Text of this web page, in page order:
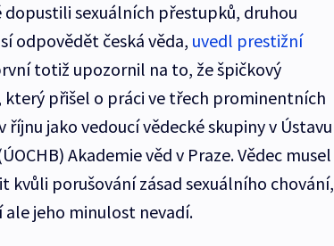
dopustili sexuálních přestupků, druhou
odpovědět česká věda, uvedl prestižní
totiž upozornil na to, že špičkový
přišel o práci ve třech prominentních
jako vedoucí vědecké skupiny v Ústavu
Akademie věd v Praze. Vědec musel
kvůli porušování zásad sexuálního chování,
ale jeho minulost nevadí.